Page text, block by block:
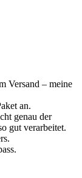
Versand – meine
an.
genau der
gut verarbeitet.